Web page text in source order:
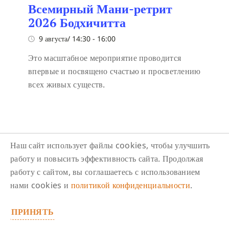
Всемирный Мани-ретрит
2026 Бодхичитта
9 августа/ 14:30 - 16:00
Это масштабное мероприятие проводится
впервые и посвящено счастью и просветлению
всех живых существ.
Следите за нами в соцсетях
Наш сайт использует файлы cookies, чтобы улучшить
работу и повысить эффективность сайта. Продолжая
работу с сайтом, вы соглашаетесь с использованием
нами cookies и политикой конфиденциальности.
ПРИНЯТЬ